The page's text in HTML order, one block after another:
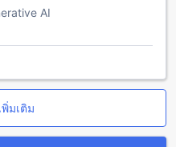
งต้องมาเที่ยวชมและพักผ่อนที่
มพรแล้ว ยังมีสถานที่ท่อง
สวยงามและมีประวัติความ
รรยากาศและสถาปัตยกรรม
งความเงียบสงบและเป็น
ตลาดนัดที่สามารถหาของฝาก
ารท้องถิ่นที่สามารถสัมผัสกับ
AI
มเติม